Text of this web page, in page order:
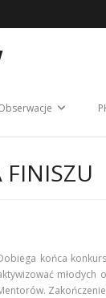
FINISZU
końca
młodych